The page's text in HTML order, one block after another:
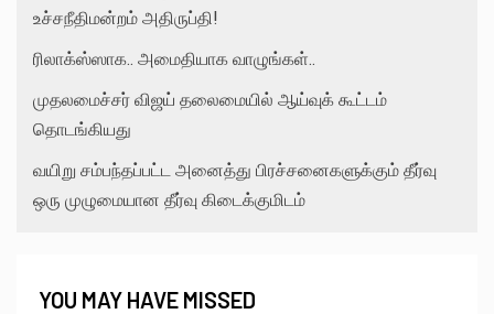
உச்சநீதிமன்றம் அதிருப்தி!
ரிலாக்ஸ்ஸாக.. அமைதியாக வாழுங்கள்..
முதலமைச்சர் விஜய் தலைமையில் ஆய்வுக் கூட்டம்
தொடங்கியது
வயிறு சம்பந்தப்பட்ட அனைத்து பிரச்சனைகளுக்கும் தீர்வு
ஒரு முழுமையான தீர்வு கிடைக்குமிடம்
YOU MAY HAVE MISSED